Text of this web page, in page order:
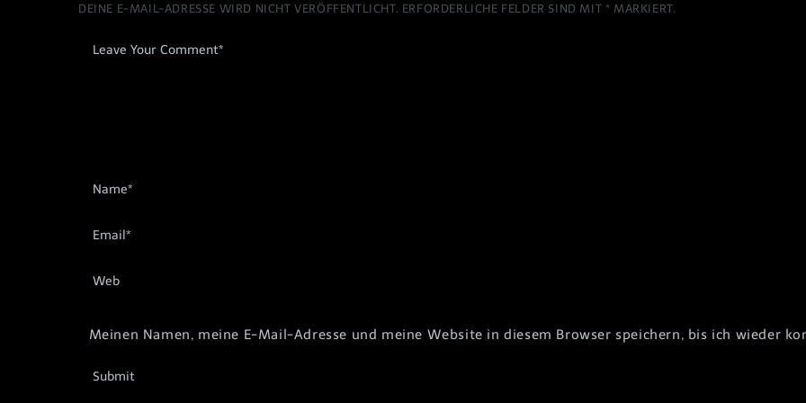
DEINE E-MAIL-ADRESSE WIRD NICHT VERÖFFENTLICHT. ERFORDERLICHE FELDER SIND MIT * MARKIERT.
Meinen Namen, meine E-Mail-Adresse und meine Website in diesem Browser speichern, bis ich wieder
Submit